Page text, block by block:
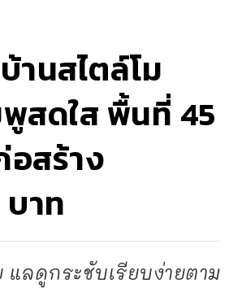
านสไตล์โม
สดใส พื้นที่ 45
อสร้าง
าท
ลดูกระชับเรียบง่ายตาม